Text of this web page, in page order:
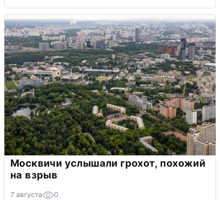
Москвичи услышали грохот, похожий
на взрыв
7 августа 0